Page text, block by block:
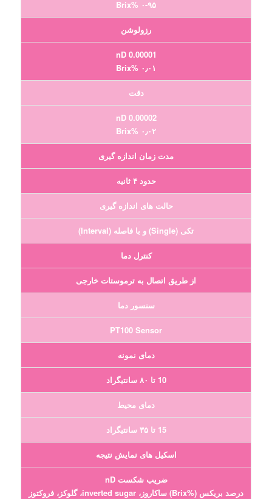
۰-۹۵ %Brix
رزولوشن
0.00001 nD
۰٫۰۱ %Brix
دقت
0.00002 nD
۰٫۰۲ %Brix
مدت زمان اندازه گیری
حدود ۴ ثانیه
حالت های اندازه گیری
تکی (Single) و با فاصله (Interval)
کنترل دما
از طریق اتصال به ترموستات خارجی
سنسور دما
PT100 Sensor
دمای نمونه
10 تا ۸۰ سانتیگراد
دمای محیط
15 تا ۳۵ سانتیگراد
اسکیل های نمایش نتیجه
ضریب شکست nD
درصد بریکس (%Brix) ساکاروز، inverted sugar، گلوکز، فروکتوز